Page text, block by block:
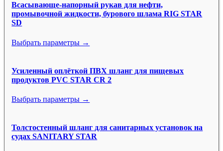
Всасывающе-напорный рукав для нефти,
промывочной жидкости, бурового шлама RIG STAR
SD
Выбрать параметры →
Усиленный оплёткой ПВХ шланг для пищевых
продуктов PVC STAR CR 2
Выбрать параметры →
Толстостенный шланг для санитарных установок на
судах SANITARY STAR